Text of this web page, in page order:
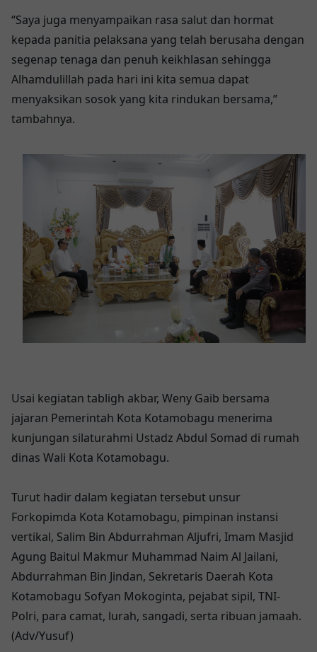
“Saya juga menyampaikan rasa salut dan hormat
kepada panitia pelaksana yang telah berusaha dengan
segenap tenaga dan penuh keikhlasan sehingga
Alhamdulillah pada hari ini kita semua dapat
menyaksikan sosok yang kita rindukan bersama,”
tambahnya.
Usai kegiatan tabligh akbar, Weny Gaib bersama
jajaran Pemerintah Kota Kotamobagu menerima
kunjungan silaturahmi Ustadz Abdul Somad di rumah
dinas Wali Kota Kotamobagu.
Turut hadir dalam kegiatan tersebut unsur
Forkopimda Kota Kotamobagu, pimpinan instansi
vertikal, Salim Bin Abdurrahman Aljufri, Imam Masjid
Agung Baitul Makmur Muhammad Naim Al Jailani,
Abdurrahman Bin Jindan, Sekretaris Daerah Kota
Kotamobagu Sofyan Mokoginta, pejabat sipil, TNI-
Polri, para camat, lurah, sangadi, serta ribuan jamaah.
(Adv/Yusuf)